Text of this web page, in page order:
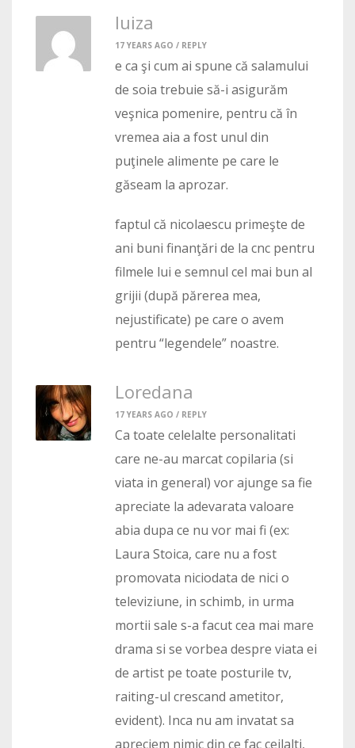
luiza
17 YEARS AGO / REPLY
e ca şi cum ai spune că salamului
de soia trebuie să-i asigurăm
veşnica pomenire, pentru că în
vremea aia a fost unul din
puţinele alimente pe care le
găseam la aprozar.
faptul că nicolaescu primeşte de
ani buni finanţări de la cnc pentru
filmele lui e semnul cel mai bun al
grijii (după părerea mea,
nejustificate) pe care o avem
pentru “legendele” noastre.
Loredana
17 YEARS AGO / REPLY
Ca toate celelalte personalitati
care ne-au marcat copilaria (si
viata in general) vor ajunge sa fie
apreciate la adevarata valoare
abia dupa ce nu vor mai fi (ex:
Laura Stoica, care nu a fost
promovata niciodata de nici o
televiziune, in schimb, in urma
mortii sale s-a facut cea mai mare
drama si se vorbea despre viata ei
de artist pe toate posturile tv,
raiting-ul crescand ametitor,
evident). Inca nu am invatat sa
apreciem nimic din ce fac ceilalti,